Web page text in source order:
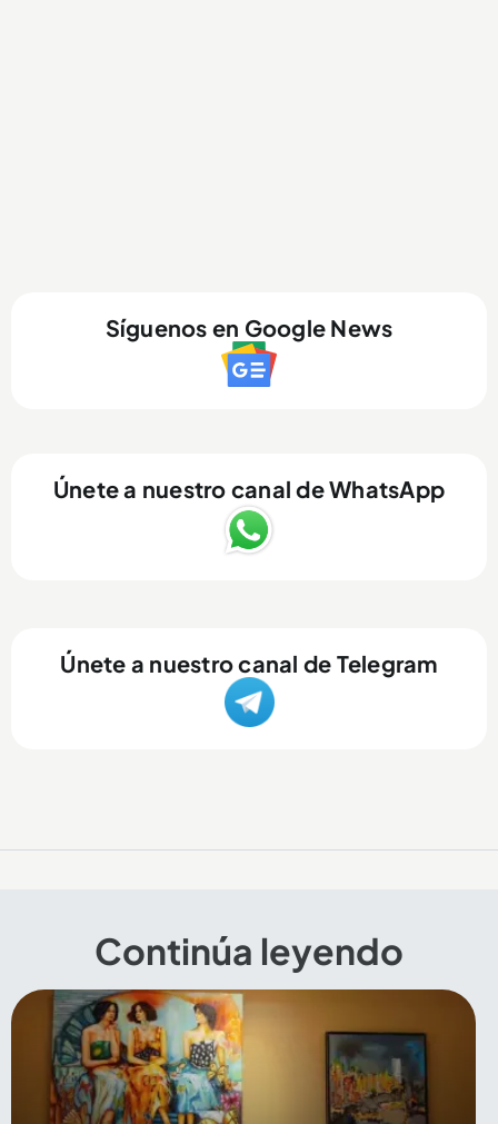
Síguenos en Google News
Únete a nuestro canal de WhatsApp
Únete a nuestro canal de Telegram
Continúa leyendo